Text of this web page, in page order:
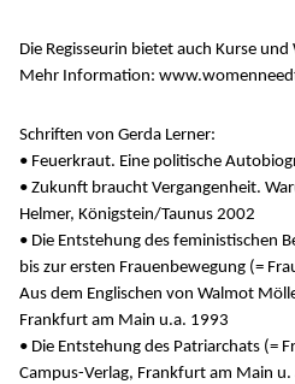
Die Regisseurin bietet auch Kurse
Mehr Information:
Schriften von Gerda Lerner:
• Feuerkraut. Eine politische
• Zukunft braucht Vergangenheit.
Helmer, Königstein/Taunus 2002
• Die Entstehung des feministischen
bis zur ersten Frauenbewegung (=
Aus dem Englischen von Walmot
Frankfurt am Main u.a. 1993
• Die Entstehung des Patriarchats (=
Campus-Verlag, Frankfurt am Main u.